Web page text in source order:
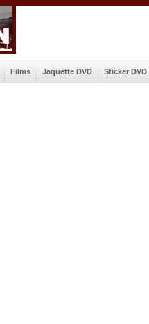
Films Jaquette DVD Sticker DVD